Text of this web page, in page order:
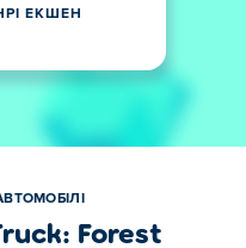
ЕКШЕН
Forest